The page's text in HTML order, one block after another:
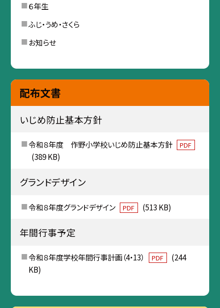
６年生
ふじ・うめ・さくら
お知らせ
配布文書
いじめ防止基本方針
令和８年度 作野小学校いじめ防止基本方針 PDF
(389 KB)
グランドデザイン
令和８年度グランドデザイン PDF (513 KB)
年間行事予定
令和８年度学校年間行事計画（4・13） PDF
(244
KB)